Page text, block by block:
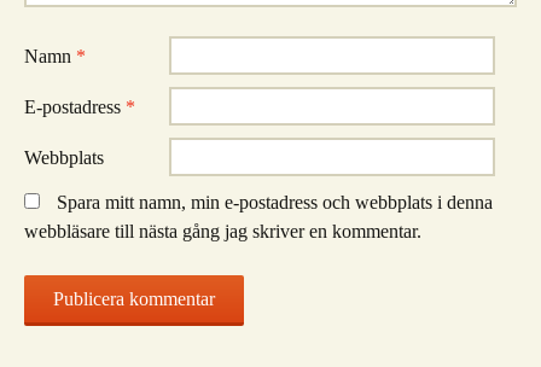
Namn *
E-postadress *
Webbplats
Spara mitt namn, min e-postadress och webbplats i denna
webbläsare till nästa gång jag skriver en kommentar.